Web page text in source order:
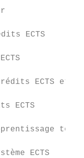
ECTS
ECTS et
ECTS
tout
système